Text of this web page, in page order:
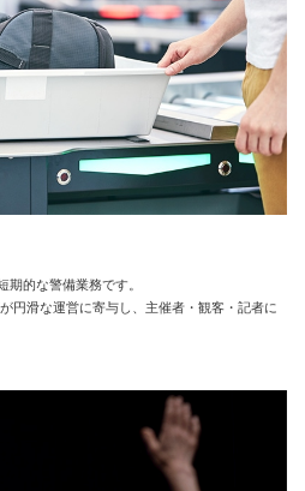
期的な警備業務です。
円滑な運営に寄与し、主催者・観客・記者に